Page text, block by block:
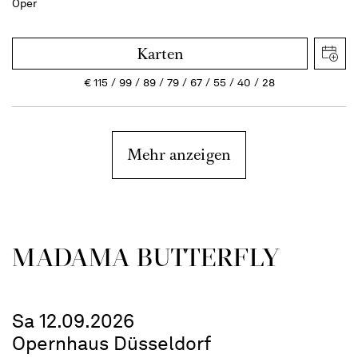
Oper
Karten
€115 99 89 79 67 55 40 28
Mehr anzeigen
MADAMA BUTTER­FLY
Sa 12.09.2026
Opernhaus Düsseldorf